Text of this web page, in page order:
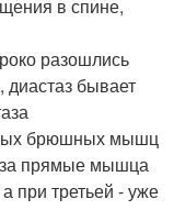
в спине,
разошлись
бывает
брюшных мышц
прямые мышца
при третьей - уже